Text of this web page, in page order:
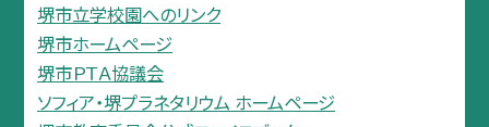
堺市立学校園へのリンク
堺市ホームページ
堺市ＰＴＡ協議会
ソフィア・堺プラネタリウム ホームページ